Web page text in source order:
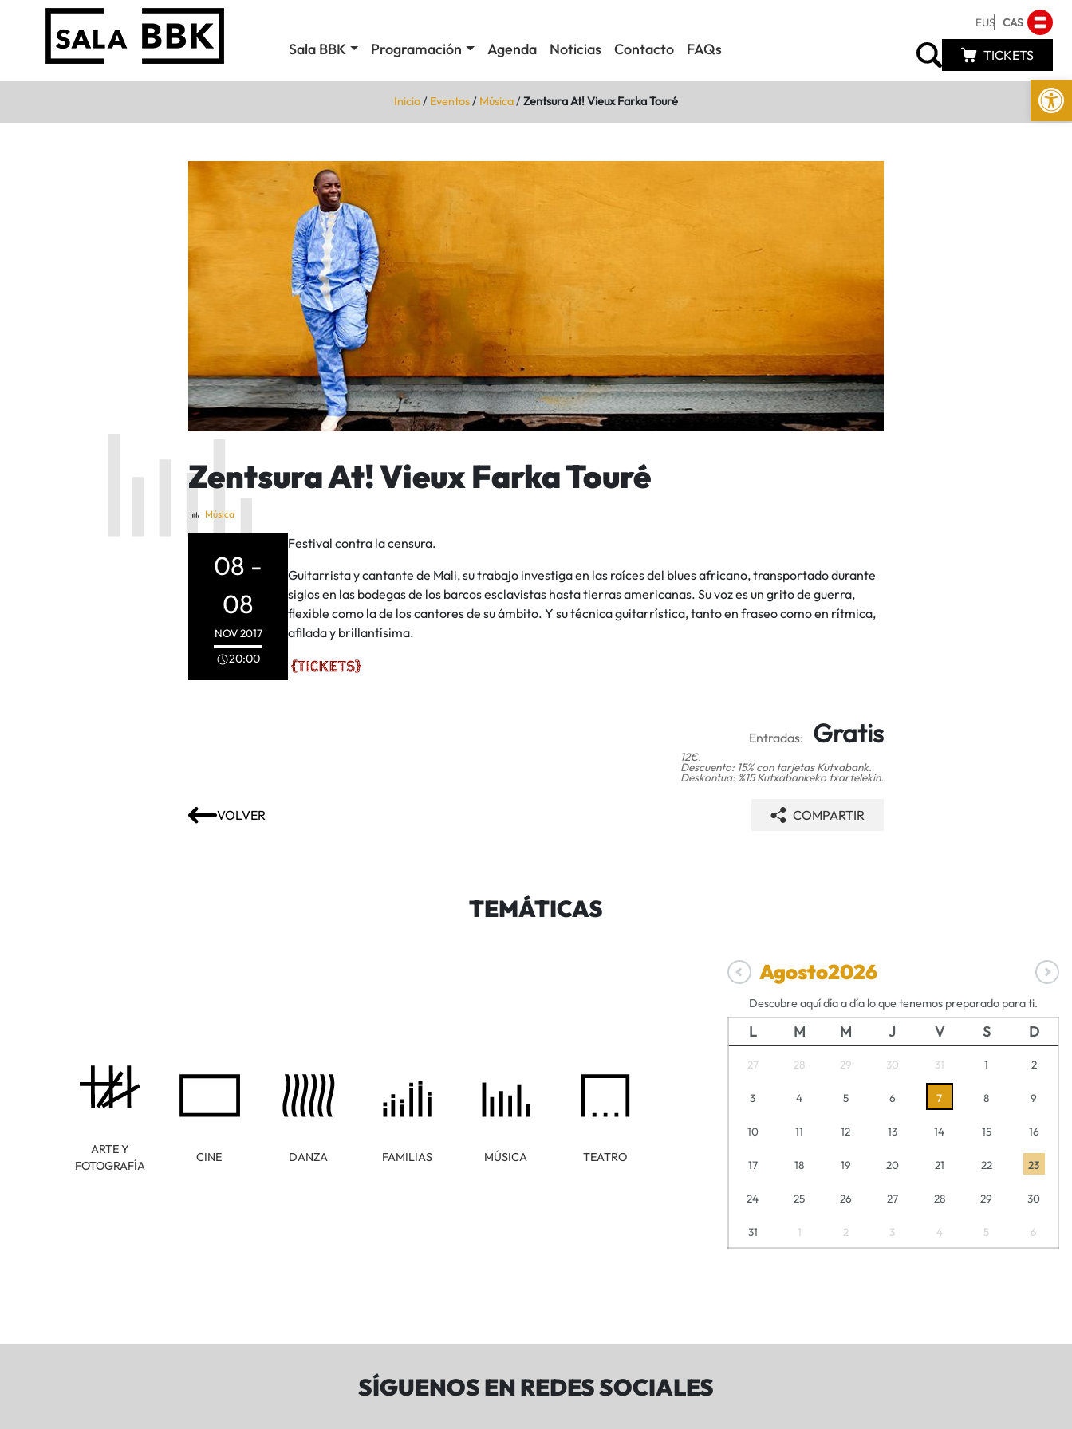
Abrir
Sala BBK Programación Agenda Noticias Contacto FAQs
EUS CAS
TICKETS
Inicio/ Eventos/ Música/Zentsura At! Vieux Farka Touré
Zentsura At! Vieux Farka Touré
Música
08 -
08
NOV2017
20:00
Festival contra la censura.
Guitarrista y cantante de Mali, su trabajo investiga en las raíces del blues africano, transportado durante
siglos en las bodegas de los barcos esclavistas hasta tierras americanas. Su voz es un grito de guerra,
flexible como la de los cantores de su ámbito. Y su técnica guitarrística, tanto en fraseo como en rítmica,
afilada y brillantísima.
Entradas: Gratis
12€.
Descuento: 15% con tarjetas Kutxabank.
Deskontua: %15 Kutxabankeko txartelekin.
VOLVER COMPARTIR
TEMÁTICAS
ARTE Y
FOTOGRAFÍA
CINE DANZA FAMILIAS MÚSICA TEATRO
Agosto2026
Descubre aquí día a día lo que tenemos preparado para ti.
L M M J V S D
27 28 29 30 31 1 2
3 4 5 6 7 8 9
10 11 12 13 14 15 16
17 18 19 20 21 22 23
24 25 26 27 28 29 30
31 1 2 3 4 5 6
SÍGUENOS EN REDES SOCIALES